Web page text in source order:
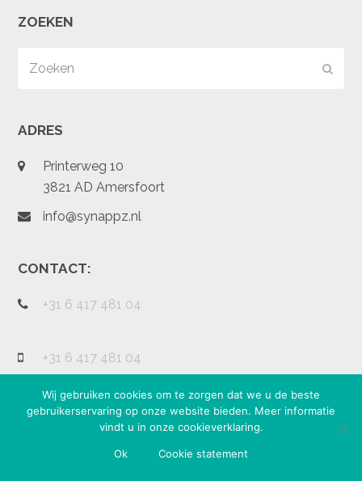
ZOEKEN
ADRES
Printerweg 10
3821 AD Amersfoort
info@synappz.nl
CONTACT:
+31 6 417 481 04
+31 6 417 481 04
Handcrafted with love by Synappz Mobile Health ©2019.
Wij gebruiken cookies om te zorgen dat we u de beste
gebruikerservaring op onze website bieden. Meer informatie
vindt u in onze cookieverklaring.
Ok Cookie statement